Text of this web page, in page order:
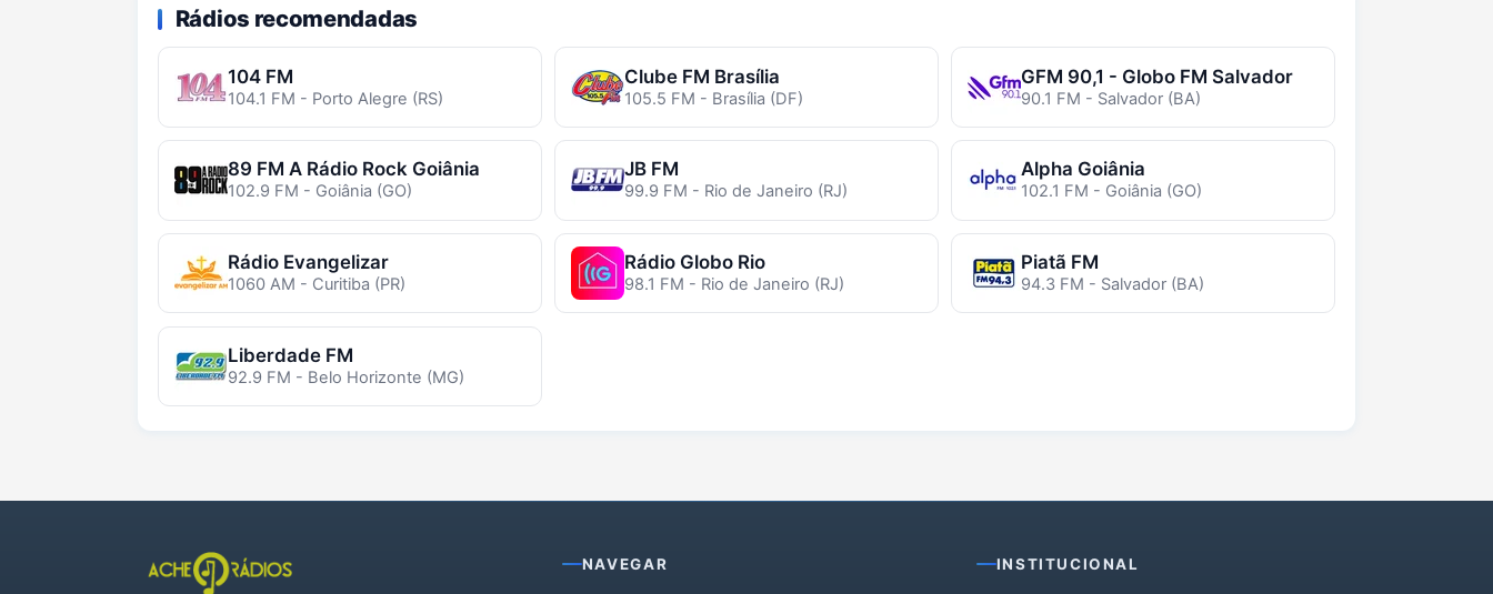
Rádios recomendadas
104 FM
104.1 FM - Porto Alegre (RS)
Clube FM Brasília
105.5 FM - Brasília (DF)
GFM 90,1 - Globo FM Salvador
90.1 FM - Salvador (BA)
89 FM A Rádio Rock Goiânia
102.9 FM - Goiânia (GO)
JB FM
99.9 FM - Rio de Janeiro (RJ)
Alpha Goiânia
102.1 FM - Goiânia (GO)
Rádio Evangelizar
1060 AM - Curitiba (PR)
Rádio Globo Rio
98.1 FM - Rio de Janeiro (RJ)
Piatã FM
94.3 FM - Salvador (BA)
Liberdade FM
92.9 FM - Belo Horizonte (MG)
NAVEGAR INSTITUCIONAL